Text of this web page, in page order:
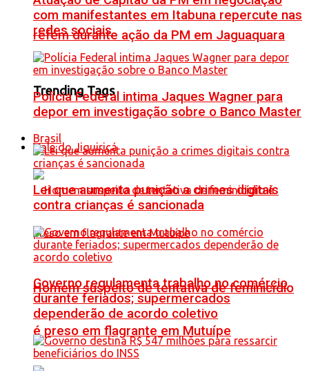
refém durante ação da PM em Jaguaquara
Trending Tags
Vale do Jiquiriçá
Homem suspeito de tentativa de feminicídio
é preso em flagrante em Mutuípe
com manifestantes em Itabuna repercute nas
redes sociais
Polícia Federal intima Jaques Wagner para
depor em investigação sobre o Banco Master
Brasil
Lei que aumenta punição a crimes digitais
contra crianças é sancionada
Governo regulamenta trabalho no comércio
durante feriados; supermercados
dependerão de acordo coletivo